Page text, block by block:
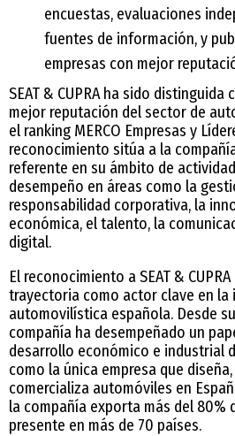
encuestas, evaluaciones
fuentes de información, y
empresas con mejor
SEAT & CUPRA ha sido distinguida
mejor reputación del sector de
el ranking MERCO Empresas y
reconocimiento sitúa a la
referente en su ámbito de
desempeño en áreas como la
responsabilidad corporativa, la
económica, el talento, la
digital.
El reconocimiento a SEAT &
trayectoria como actor clave en la
automovilística española. Desde
compañía ha desempeñado un
desarrollo económico e industrial
como la única empresa que
comercializa automóviles en
la compañía exporta más del 80%
presente en más de 70 países.